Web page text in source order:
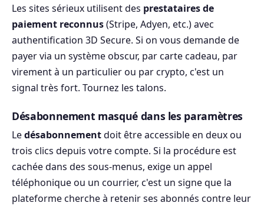
Les sites sérieux utilisent des prestataires de
paiement reconnus(Stripe, Adyen, etc.) avec
authentification 3D Secure. Si on vous demande de
payer via un système obscur, par carte cadeau, par
virement à un particulier ou par crypto, c'est un
signal très fort. Tournez les talons.
Désabonnement masqué dans les paramètres
Ledésabonnementdoit être accessible en deux ou
trois clics depuis votre compte. Si la procédure est
cachée dans des sous-menus, exige un appel
téléphonique ou un courrier, c'est un signe que la
plateforme cherche à retenir ses abonnés contre leur